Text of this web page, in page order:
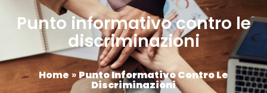
Punto informativo contro le
discriminazioni
Home » Punto Informativo Contro Le
Discriminazioni